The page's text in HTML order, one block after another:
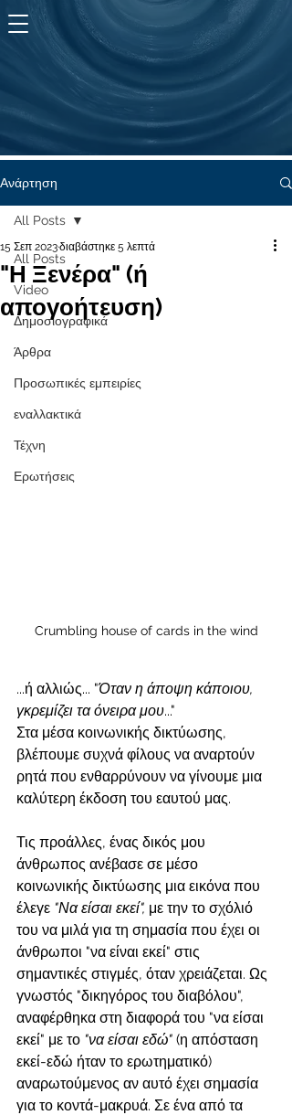
Ανάρτηση
All Posts
Video
Δημοσιογραφικά
Άρθρα
Προσωπικές εμπειρίες
εναλλακτικά
Τέχνη
Ερωτήσεις
All Posts
"Η Ξενέρα" (ή
απογοήτευση)
15 Σεπ 2023διαβάστηκε 5 λεπτά
Crumbling house of cards in the wind
...ή αλλιώς... "Όταν η άποψη κάποιου,
γκρεμίζει τα όνειρα μου..."
Στα μέσα κοινωνικής δικτύωσης,
βλέπουμε συχνά φίλους να αναρτούν
ρητά που ενθαρρύνουν να γίνουμε μια
καλύτερη έκδοση του εαυτού μας.
Τις προάλλες, ένας δικός μου
άνθρωπος ανέβασε σε μέσο
κοινωνικής δικτύωσης μια εικόνα που
έλεγε "Να είσαι εκεί", με την το σχόλιό
του να μιλά για τη σημασία που έχει οι
άνθρωποι "να είναι εκεί" στις
σημαντικές στιγμές, όταν χρειάζεται. Ως
γνωστός "δικηγόρος του διαβόλου",
αναφέρθηκα στη διαφορά του "να είσαι
εκεί" με το "να είσαι εδώ" (η απόσταση
εκεί-εδώ ήταν το ερωτηματικό)
αναρωτούμενος αν αυτό έχει σημασία
για το κοντά-μακρυά. Σε ένα από τα